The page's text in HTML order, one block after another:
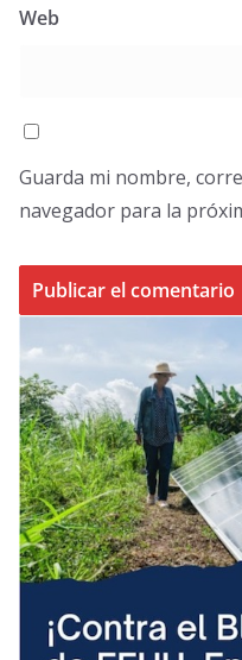
Web
Guarda mi nombre,
navegador para la